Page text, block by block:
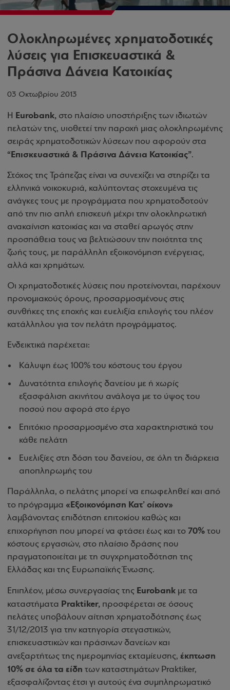
Ολοκληρωμένες χρηματοδοτικές
λύσεις για Επισκευαστικά &
Πράσινα Δάνεια Κατοικίας
03 Οκτωβρίου 2013
Η Eurobank, στο πλαίσιο υποστήριξης των ιδιωτών
πελατών της, υιοθετεί την παροχή μιας ολοκληρωμένης
σειράς χρηματοδοτικών λύσεων που αφορούν στα
“Επισκευαστικά & Πράσινα Δάνεια Κατοικίας”.
Στόχος της Τράπεζας είναι να συνεχίζει να στηρίζει τα
ελληνικά νοικοκυριά, καλύπτοντας στοχευμένα τις
ανάγκες τους με προγράμματα που χρηματοδοτούν
από την πιο απλή επισκευή μέχρι την ολοκληρωτική
ανακαίνιση κατοικίας και να σταθεί αρωγός στην
προσπάθεια τους να βελτιώσουν την ποιότητα της
ζωής τους, με παράλληλη εξοικονόμηση ενέργειας,
αλλά και χρημάτων.
Οι χρηματοδοτικές λύσεις που προτείνονται, παρέχουν
προνομιακούς όρους, προσαρμοσμένους στις
συνθήκες της εποχής και ευελιξία επιλογής του πλέον
κατάλληλου για τον πελάτη προγράμματος.
Ενδεικτικά παρέχεται:
Κάλυψη έως 100% του κόστους του έργου
Δυνατότητα επιλογής δανείου με ή χωρίς
εξασφάλιση ακινήτου ανάλογα με το ύψος του
ποσού που αφορά στο έργο
Επιτόκιο προσαρμοσμένο στα χαρακτηριστικά του
κάθε πελάτη
Ευελιξίες στη δόση του δανείου, σε όλη τη διάρκεια
αποπληρωμής του
Παράλληλα, ο πελάτης μπορεί να επωφεληθεί και από
το πρόγραμμα «Εξοικονόμηση Κατ’ οίκον»
λαμβάνοντας επιδότηση επιτοκίου καθώς και
επιχορήγηση που μπορεί να φτάσει έως και το 70% του
κόστους εργασιών, στο πλαίσιο δράσης που
πραγματοποιείται με τη συγχρηματοδότηση της
Ελλάδας και της Ευρωπαϊκής Ένωσης.
Επιπλέον, μέσω συνεργασίας της Eurobank με τα
καταστήματα Praktiker, προσφέρεται σε όσους
πελάτες υποβάλουν αίτηση χρηματοδότησης έως
31/12/2013 για την κατηγορία στεγαστικών,
επισκευαστικών και πράσινων δανείων και
ανεξαρτήτως της ημερομηνίας εκταμίευσης, έκπτωση
10% σε όλα τα είδη των καταστημάτων Praktiker,
εξασφαλίζοντας έτσι γι αυτούς ένα συμπληρωματικό